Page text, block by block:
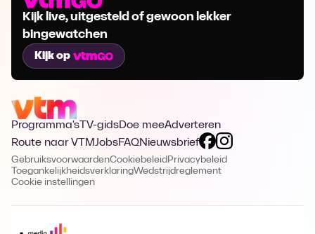
Kijk live, uitgesteld of gewoon lekker
bingewatchen
Kijk op
Programma's TV-gidsDoe meeAdverteren
Route naar VTMJobsFAQNieuwsbrief
GebruiksvoorwaardenCookiebeleid Privacybeleid
ToegankelijkheidsverklaringWedstrijdreglement
Cookie instellingen